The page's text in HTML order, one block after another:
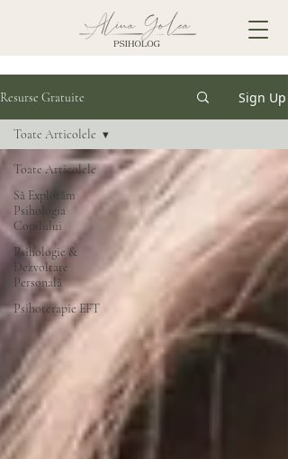
Resurse Gratuite Sign Up
Toate Articolele
Să Explorăm
Psihologia
Copilului
Psihologie &
Dezvoltare
Personală
Psihoterapie EFT
Toate Articolele